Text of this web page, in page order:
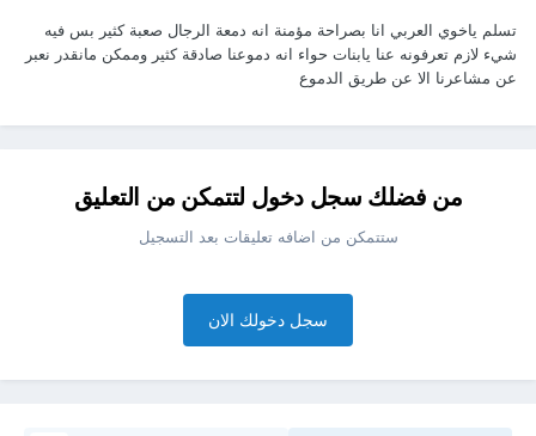
تسلم ياخوي العربي انا بصراحة مؤمنة انه دمعة الرجال صعبة كثير بس فيه
شيء لازم تعرفونه عنا يابنات حواء انه دموعنا صادقة كثير وممكن مانقدر نعبر
عن مشاعرنا الا عن طريق الدموع
من فضلك سجل دخول لتتمكن من التعليق
ستتمكن من اضافه تعليقات بعد التسجيل
سجل دخولك الان